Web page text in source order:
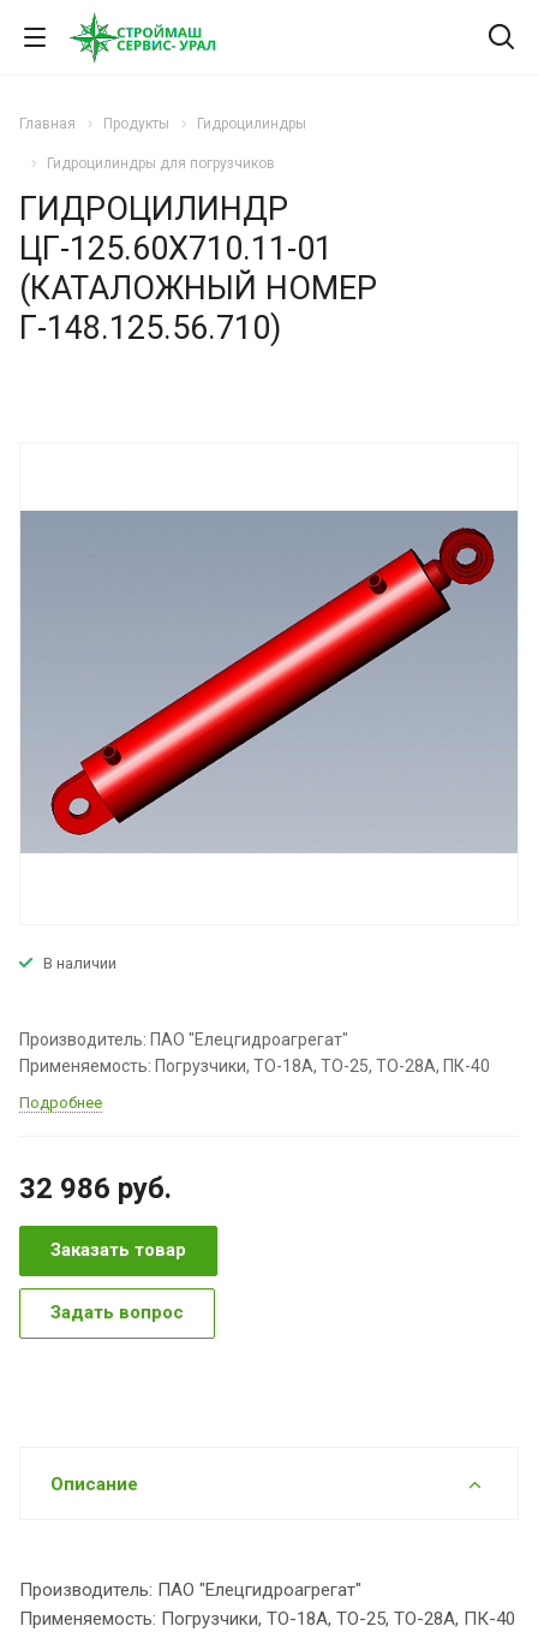
Главная Продукты Гидроцилиндры
Гидроцилиндры для погрузчиков
ГИДРОЦИЛИНДР
ЦГ-125.60Х710.11-01
(КАТАЛОЖНЫЙ НОМЕР
Г-148.125.56.710)
В наличии
Производитель: ПАО "Елецгидроагрегат"
Применяемость: Погрузчики, ТО-18А, ТО-25, ТО-28А, ПК-40
Подробнее
32 986 руб.
Заказать товар
Задать вопрос
Описание
Производитель: ПАО "Елецгидроагрегат"
Применяемость: Погрузчики, ТО-18А, ТО-25, ТО-28А, ПК-40